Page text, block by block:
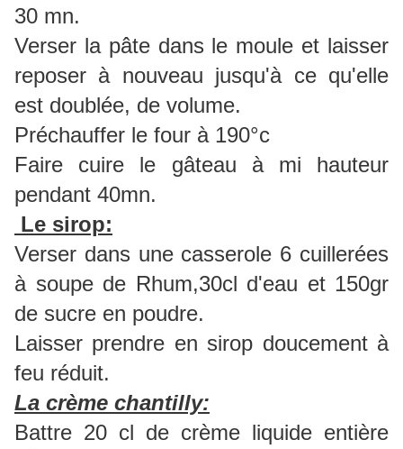
30 mn.
Verser la pâte dans le moule et laisser
reposer à nouveau jusqu'à ce qu'elle
est doublée, de volume.
Préchauffer le four à 190°c
Faire cuire le gâteau à mi hauteur
pendant 40mn.
Le sirop:
Verser dans une casserole 6 cuillerées
à soupe de Rhum,30cl d'eau et 150gr
de sucre en poudre.
Laisser prendre en sirop doucement à
feu réduit.
La crème chantilly:
Battre 20 cl de crème liquide entière